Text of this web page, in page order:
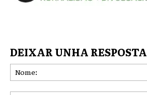
DEIXAR UNHA RESPOSTA